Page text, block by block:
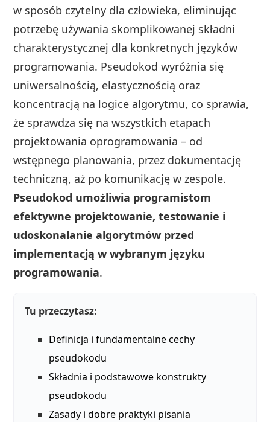
w sposób czytelny dla człowieka, eliminując
potrzebę używania skomplikowanej składni
charakterystycznej dla konkretnych języków
programowania. Pseudokod wyróżnia się
uniwersalnością, elastycznością oraz
koncentracją na logice algorytmu, co sprawia,
że sprawdza się na wszystkich etapach
projektowania oprogramowania – od
wstępnego planowania, przez dokumentację
techniczną, aż po komunikację w zespole.
Pseudokod umożliwia programistom
efektywne projektowanie, testowanie i
udoskonalanie algorytmów przed
implementacją w wybranym języku
programowania.
Tu przeczytasz:
Definicja i fundamentalne cechy
pseudokodu
Składnia i podstawowe konstrukty
pseudokodu
Zasady i dobre praktyki pisania